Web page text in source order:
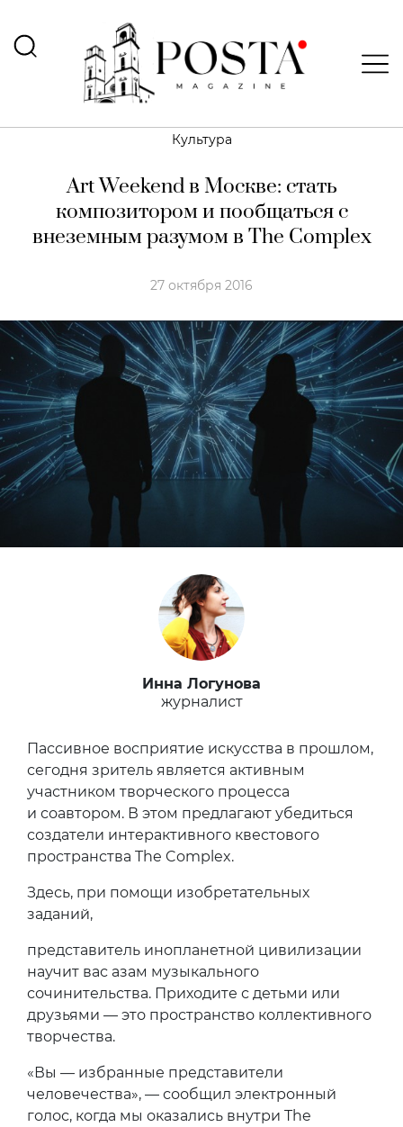
Культура
Art Weekend в Москве: стать
композитором и пообщаться с
внеземным разумом в The Complex
27 октября 2016
Инна Логунова
журналист
Пассивное восприятие искусства в прошлом,
сегодня зритель является активным
участником творческого процесса
и соавтором. В этом предлагают убедиться
создатели интерактивного квестового
пространства The Complex.
Здесь, при помощи изобретательных
заданий,
представитель инопланетной цивилизации
научит вас азам музыкального
сочинительства. Приходите с детьми или
друзьями — это пространство коллективного
творчества.
«Вы — избранные представители
человечества», — сообщил электронный
голос, когда мы оказались внутри The